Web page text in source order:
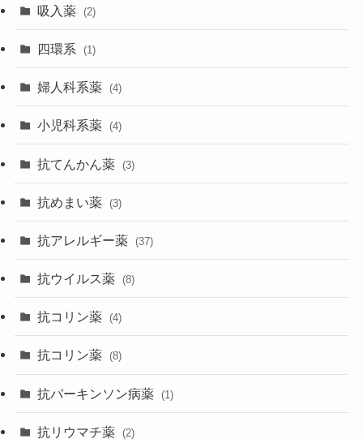
吸入薬 (2)
四環系 (1)
婦人科系薬 (4)
小児科系薬 (4)
抗てんかん薬 (3)
抗めまい薬 (3)
抗アレルギー薬 (37)
抗ウイルス薬 (8)
抗コリン薬 (4)
抗コリン薬 (8)
抗パーキンソン病薬 (1)
抗リウマチ薬 (2)